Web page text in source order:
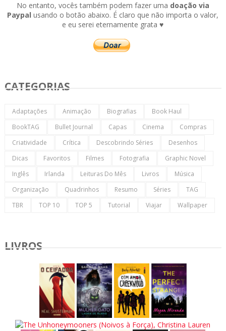
No entanto, vocês também podem fazer uma doação via
Paypal usando o botão abaixo. É claro que não importa o valor,
e eu serei eternamente grata ♥
CATEGORIAS
Adaptações Animação Biografias
Book Haul
BookTAG
Bullet Journal Capas Cinema
Compras
Criatividade
Crítica Descobrindo Séries
Desenhos
Dicas
Favoritos Filmes Fotografia
Graphic Novel
Inglês
Irlanda Leituras Do Mês Livros
Música
Organização
Quadrinhos Resumo Séries
TAG
TBR
TOP 10 TOP 5 Tutorial Viajar Wallpaper
LIVROS